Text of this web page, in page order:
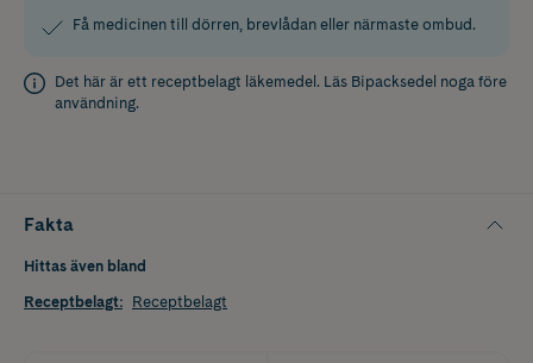
Få medicinen till dörren, brevlådan eller närmaste ombud.
Det här är ett receptbelagt läkemedel. Läs Bipacksedel noga före
användning.
Fakta
Hittas även bland
Receptbelagt: Receptbelagt